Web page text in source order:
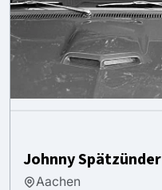
Johnny Spätzünder
Aachen